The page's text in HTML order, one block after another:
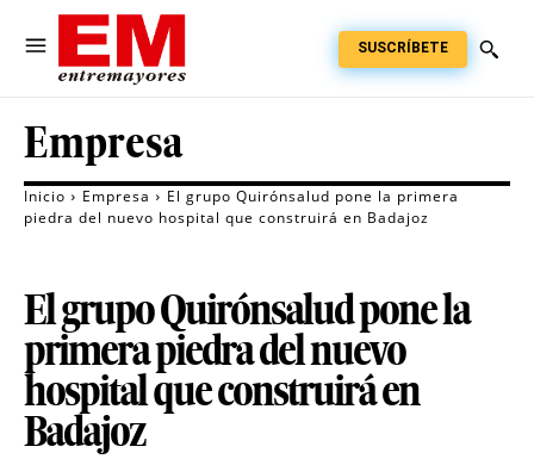
SUSCRÍBETE
Empresa
Inicio Empresa
El grupo Quirónsalud pone la primera
piedra del nuevo hospital que construirá en Badajoz
El grupo Quirónsalud pone la
primera piedra del nuevo
hospital que construirá en
Badajoz